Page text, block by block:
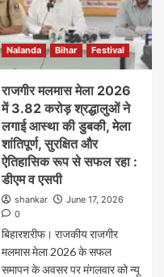
Nalanda Bihar Festival
राजगीर मलमास मेला 2026
में 3.82 करोड़ श्रद्धालुओं ने
लगाई आस्था की डुबकी, मेला
शांतिपूर्ण, सुरक्षित और
ऐतिहासिक रूप से सफल रहा :
डीएम व एसपी
shankar
June 17, 2026
0
बिहारशरीफ। राजकीय राजगीर
मलमास मेला 2026 के सफल
समापन के अवसर पर मंगलवार को न्यू